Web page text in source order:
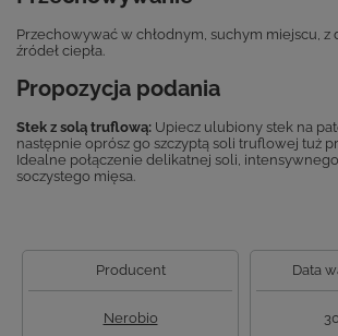
Przechowywać w chłodnym, suchym miejscu, z
źródeł ciepła.
Propozycja podania
Stek z solą truflową: Upiecz ulubiony stek na
następnie oprósz go szczyptą soli truflowej tuż
Idealne połączenie delikatnej soli,
soczystego mięsa.
Producent
Nerobio
Data